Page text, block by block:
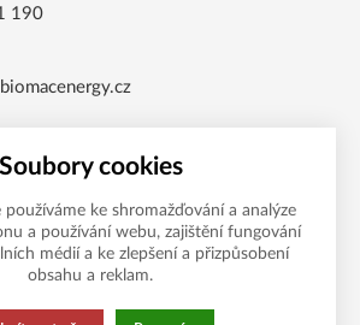
190
Soubory cookies
ke shromažďování a analýze
a používání webu, zajištění fungování
médií a ke zlepšení a přizpůsobení
obsahu a reklam.